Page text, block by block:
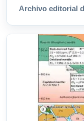
Archivo editorial